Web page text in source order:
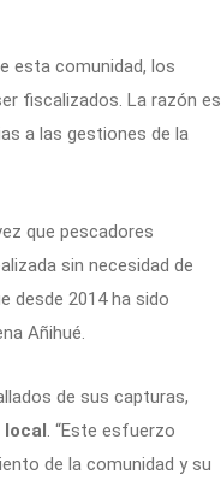
esta comunidad, los
fiscalizados. La razón es
a las gestiones de la
que pescadores
sin necesidad de
desde 2014 ha sido
Añihué.
de sus capturas,
local. “Este esfuerzo
de la comunidad y su